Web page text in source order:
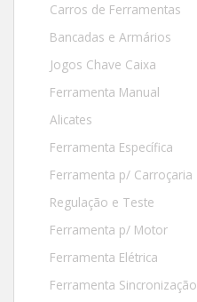
Carros de Ferramentas
Bancadas e Armários
Jogos Chave Caixa
Ferramenta Manual
Alicates
Ferramenta Específica
Ferramenta p/ Carroçaria
Regulação e Teste
Ferramenta p/ Motor
Ferramenta Elétrica
Ferramenta Sincronização